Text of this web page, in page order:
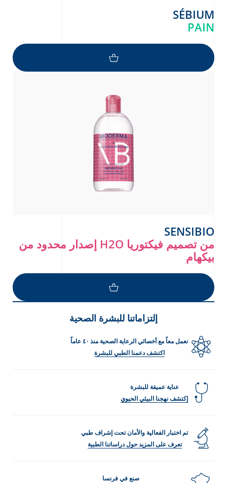
SÉBIUM
PAIN
SENSIBIO
إصدار محدود من H2O من تصميم فيكتوريا
بيكهام
إلتزاماتنا للبشرة الصحية
نعمل معاً مع أخصائي الرعاية الصحية منذ ٤٠ عاماً
اكتشف دعمنا الطبي للبشرة
عناية عميقة للبشرة
إكتشف نهجنا البيئي الحيوي
تم اختبار الفعالية والأمان تحت إشراف طبي
تعرف على المزيد حول دراساتنا الطبية
صنع في فرنسا